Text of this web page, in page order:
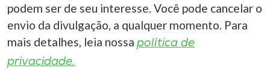
podem ser de seu interesse. Você pode cancelar o
envio da divulgação, a qualquer momento. Para
mais detalhes, leia nossa política de
privacidade.